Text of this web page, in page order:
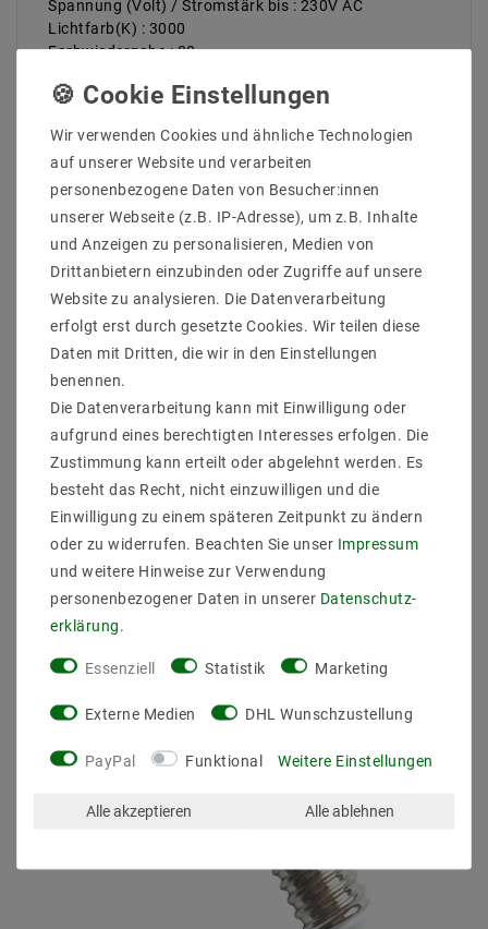
Spannung (Volt) / Stromstärk bis : 230V AC
Lichtfarb(K) : 3000
Farbwiedergabe : 80
Lichtausbeute : 93
Lichtstrom (Lumen) : 140
Nutzbarer Lichtstrom [Lumen] : 140
Nutzbarer Lichtstrom – Winkel [°] : 360
Dimmbarkeit : nicht dimmbar
Maß (DxL mm) : 23x50
Betriebstemperatur : -10 Grad bis 40 Grad
ZULETZT ANGESEHEN
Wir verwenden Cookies und ähnliche Technologien
auf unserer Website und verarbeiten
personenbezogene Daten von Besucher:innen
unserer Webseite (z.B. IP-Adresse), um z.B. Inhalte
und Anzeigen zu personalisieren, Medien von
Drittanbietern einzubinden oder Zugriffe auf unsere
Website zu analysieren. Die Datenverarbeitung
erfolgt erst durch gesetzte Cookies. Wir teilen diese
Daten mit Dritten, die wir in den Einstellungen
benennen.
Die Datenverarbeitung kann mit Einwilligung oder
aufgrund eines berechtigten Interesses erfolgen. Die
Zustimmung kann erteilt oder abgelehnt werden. Es
besteht das Recht, nicht einzuwilligen und die
Einwilligung zu einem späteren Zeitpunkt zu ändern
oder zu widerrufen. Beachten Sie unser Impressum
und weitere Hinweise zur Verwendung
personenbezogener Daten in unserer Daten­schutz­
erklärung
Essenziell Statistik Marketing
Externe Medien DHL Wunschzustellung
PayPal Funktional Weitere Einstellungen
Alle akzeptieren Alle ablehnen